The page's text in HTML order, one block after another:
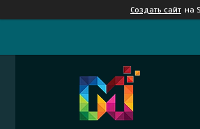
Создать сайт на